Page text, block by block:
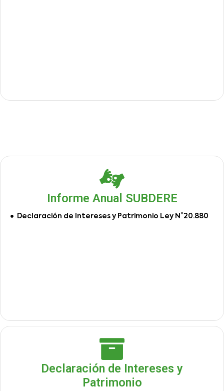
Informe Anual SUBDERE
Declaración de Intereses y Patrimonio Ley N°20.880
Declaración de Intereses y
Patrimonio